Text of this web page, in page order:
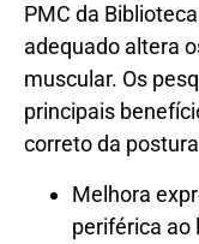
PMC da
adequado altera
muscular. Os
principais
correto da
Melhora
periférica ao